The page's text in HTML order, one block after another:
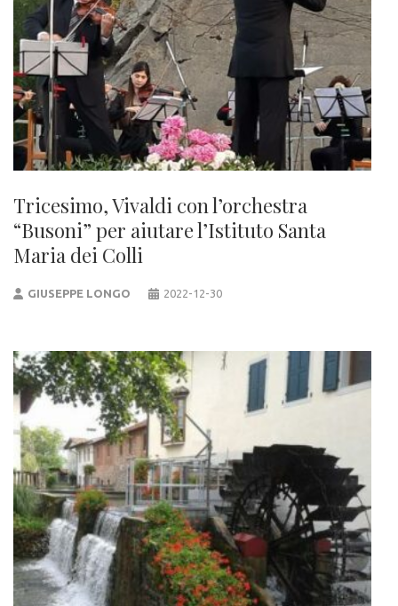
Tricesimo, Vivaldi con l’orchestra
“Busoni” per aiutare l’Istituto Santa
Maria dei Colli
GIUSEPPE LONGO 2022-12-30